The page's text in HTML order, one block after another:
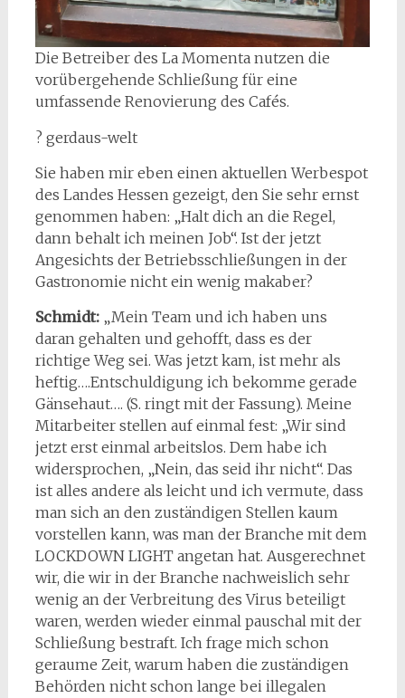
Die Betreiber des La Momenta nutzen die
vorübergehende Schließung für eine
umfassende Renovierung des Cafés.
? gerdaus-welt
Sie haben mir eben einen aktuellen Werbespot
des Landes Hessen gezeigt, den Sie sehr ernst
genommen haben: „Halt dich an die Regel,
dann behalt ich meinen Job“. Ist der jetzt
Angesichts der Betriebsschließungen in der
Gastronomie nicht ein wenig makaber?
Schmidt:„Mein Team und ich haben uns
daran gehalten und gehofft, dass es der
richtige Weg sei. Was jetzt kam, ist mehr als
heftig….Entschuldigung ich bekomme gerade
Gänsehaut…. (S. ringt mit der Fassung). Meine
Mitarbeiter stellen auf einmal fest: „Wir sind
jetzt erst einmal arbeitslos. Dem habe ich
widersprochen, „Nein, das seid ihr nicht“. Das
ist alles andere als leicht und ich vermute, dass
man sich an den zuständigen Stellen kaum
vorstellen kann, was man der Branche mit dem
LOCKDOWN LIGHT angetan hat. Ausgerechnet
wir, die wir in der Branche nachweislich sehr
wenig an der Verbreitung des Virus beteiligt
waren, werden wieder einmal pauschal mit der
Schließung bestraft. Ich frage mich schon
geraume Zeit, warum haben die zuständigen
Behörden nicht schon lange bei illegalen